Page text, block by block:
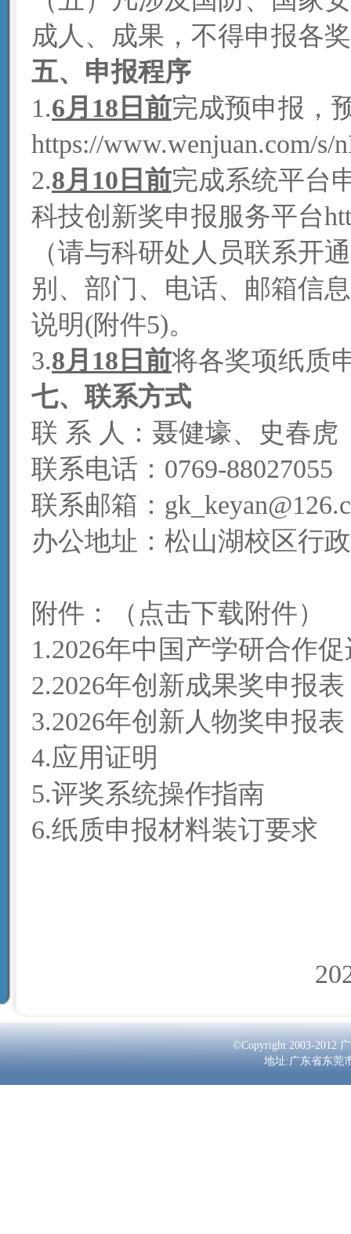
成人、成果，不得申报各
五、申报程序
1.6月 18 日前完成预申报，
https://www.wenjuan.com/s/
2.8月10日前完成系统平台
科技创新奖申报服务平台
（请与科研处人员联系开
别、部门、电话、邮箱信
说明(附件5)。
3.8月18日前将各奖项纸质
七、联系方式
联 系 人：聂健壕、史春虎
联系电话：0769-88027055
联系邮箱：
办公地址：松山湖校区行
附件：
（点击下载附件）
1.2026年中国产学研合作
2.2026年创新成果奖申报
3.2026年创新人物奖申报
4.应用证明
5.评奖系统操作指南
6.纸质申报材料装订要求
©Copyright 2003-2012
地址:广东省东莞